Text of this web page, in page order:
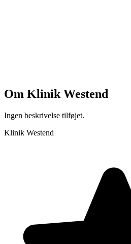
Om Klinik Westend
Ingen beskrivelse tilføjet.
Klinik Westend